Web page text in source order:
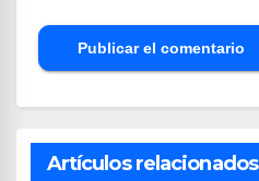
Artículos relacionados